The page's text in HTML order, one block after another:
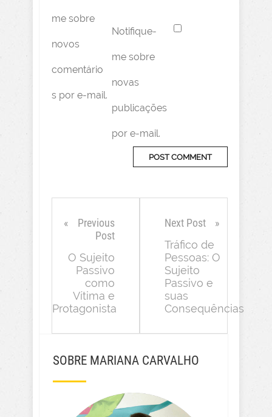
me sobre
novos
comentário
s por e-mail.
Notifique-
me sobre
novas
publicações
por e-mail.
Previous
Post
O Sujeito
Passivo
como
Vítima e
Protagonista
Next Post
Tráfico de
Pessoas: O
Sujeito
Passivo e
suas
Consequências
SOBRE MARIANA CARVALHO